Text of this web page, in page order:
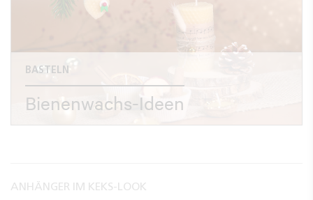
BASTELN
Bienenwachs-Ideen
ANHÄNGER IM KEKS-LOOK